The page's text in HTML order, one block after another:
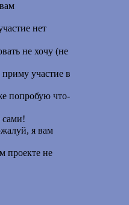
нет
не хочу (не
участие в
попробую что-
сами!
я вам
проекте не